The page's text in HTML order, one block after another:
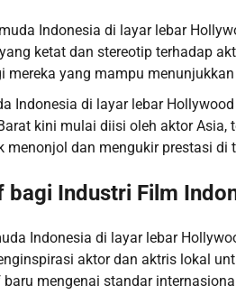
Indonesia di layar lebar
ketat dan stereotip terhadap
mereka yang mampu
Indonesia di layar lebar
kini mulai diisi oleh aktor Asia,
menonjol dan mengukir prestasi di
bagi Industri Film
Indonesia di layar lebar
aktor dan aktris lokal
mengenai standar